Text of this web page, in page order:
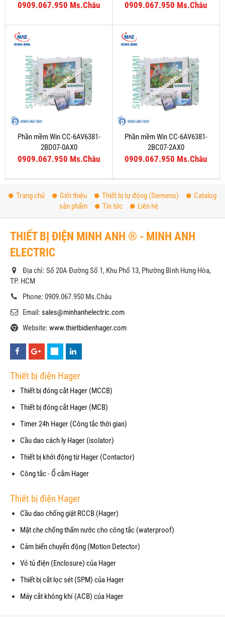
0909.067.950 Ms.Châu 0909.067.950 Ms.Châu
Phần mềm Win CC-6AV6381-
2BD07-0AX0
0909.067.950 Ms.Châu
Phần mềm Win CC-6AV6381-
2BC07-2AX0
0909.067.950 Ms.Châu
Trang chủ Giới thiệu Thiết bị tự động (Siemens)
Catalog
sản phẩm
Tin tức Liên hệ
THIẾT BỊ ĐIỆN MINH ANH ® - MINH ANH
ELECTRIC
Địa chỉ: Số 20A Đường Số 1, Khu Phố 13, Phường Bình Hưng Hòa,
TP. HCM
Phone: 0909.067.950 Ms.Châu
Email: sales@minhanhelectric.com
Website: www.thietbidienhager.com
Thiết bị điện Hager
Thiết bị đóng cắt Hager (MCCB)
Thiết bị đóng cắt Hager (MCB)
Timer 24h Hager (Công tắc thời gian)
Cầu dao cách ly Hager (isolator)
Thiết bị khởi động từ Hager (Contactor)
Công tắc - Ổ cắm Hager
Thiết bị điện Hager
Cầu dao chống giật RCCB (Hager)
Mặt che chống thấm nước cho công tắc (waterproof)
Cảm biến chuyển động (Motion Detector)
Vỏ tủ điện (Enclosure) của Hager
Thiết bị cắt lọc sét (SPM) của Hager
Máy cắt không khí (ACB) của Hager